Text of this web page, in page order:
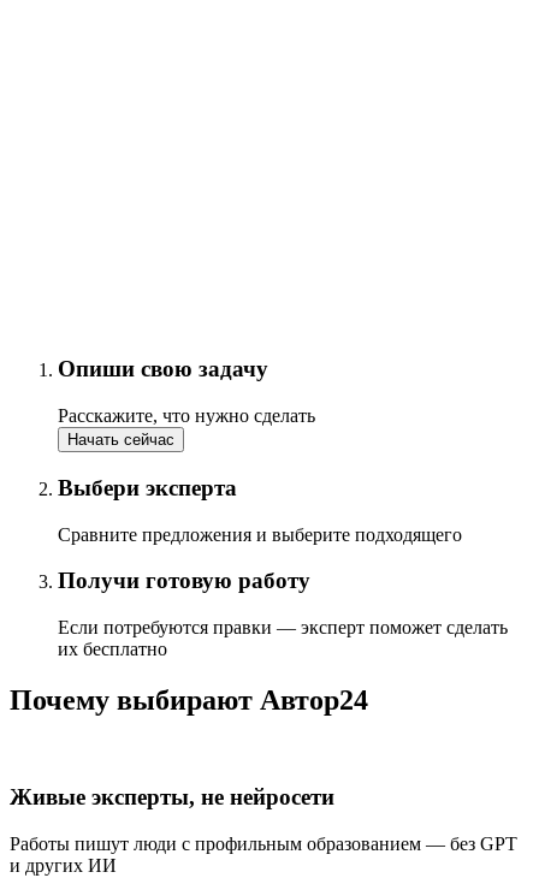
Опиши свою задачу
Расскажите, что нужно сделать
Начать сейчас
Выбери эксперта
Сравните предложения и выберите подходящего
Получи готовую работу
Если потребуются правки — эксперт поможет сделать
их бесплатно
Почему выбирают Автор24
Живые эксперты, не нейросети
Работы пишут люди с профильным образованием — без GPT
и других ИИ